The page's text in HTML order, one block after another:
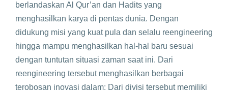
berlandaskan Al Qur’an dan Hadits yang
menghasilkan karya di pentas dunia. Dengan
didukung misi yang kuat pula dan selalu reengineering
hingga mampu menghasilkan hal-hal baru sesuai
dengan tuntutan situasi zaman saat ini. Dari
reengineering tersebut menghasilkan berbagai
terobosan inovasi dalam: Dari divisi tersebut memiliki